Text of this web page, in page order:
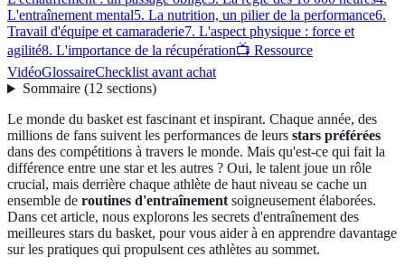
L'entraînement mental5. La nutrition, un pilier de la performance6.
Travail d'équipe et camaraderie7. L'aspect physique : force et
agilité8. L'importance de la récupération📺 Ressource
VidéoGlossaireChecklist avant achat
Sommaire(12 sections)
Le monde du basket est fascinant et inspirant. Chaque année, des
millions de fans suivent les performances de leurs stars préférées
dans des compétitions à travers le monde. Mais qu'est-ce qui fait la
différence entre une star et les autres ? Oui, le talent joue un rôle
crucial, mais derrière chaque athlète de haut niveau se cache un
ensemble de routines d'entraînementsoigneusement élaborées.
Dans cet article, nous explorons les secrets d'entraînement des
meilleures stars du basket, pour vous aider à en apprendre davantage
sur les pratiques qui propulsent ces athlètes au sommet.